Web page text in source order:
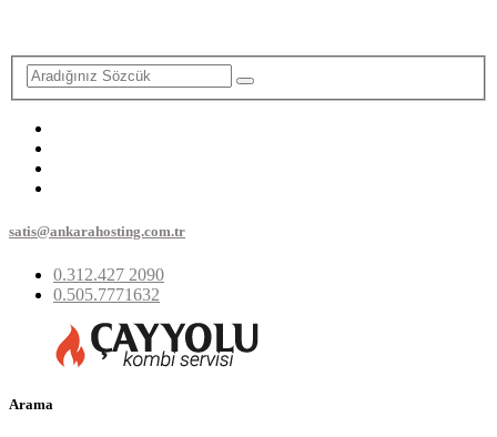
satis@ankarahosting.com.tr
0.312.427 2090
0.505.7771632
Arama